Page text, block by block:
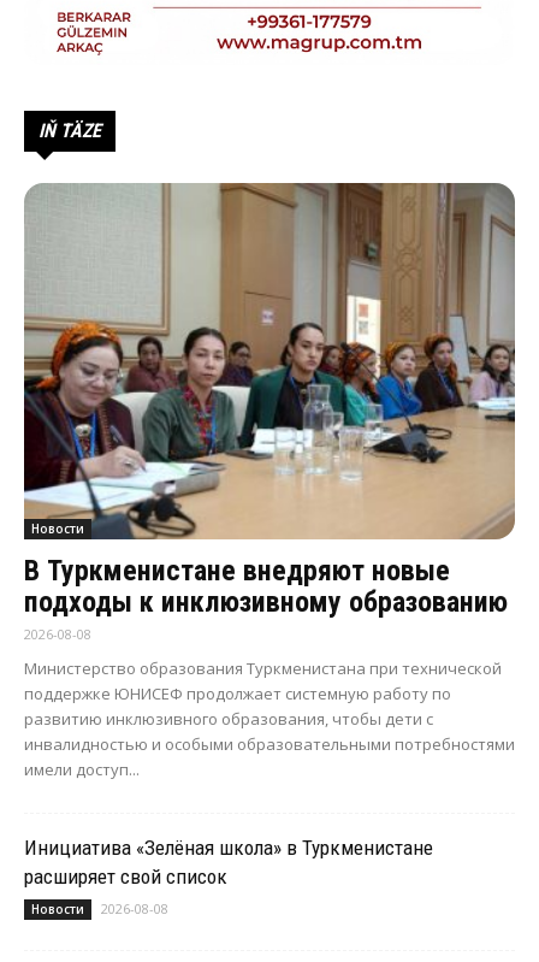
IŇ TÄZE
Новости
В Туркменистане внедряют новые
подходы к инклюзивному образованию
2026-08-08
Министерство образования Туркменистана при технической
поддержке ЮНИСЕФ продолжает системную работу по
развитию инклюзивного образования, чтобы дети с
инвалидностью и особыми образовательными потребностями
имели доступ...
Инициатива «Зелёная школа» в Туркменистане
расширяет свой список
Новости 2026-08-08